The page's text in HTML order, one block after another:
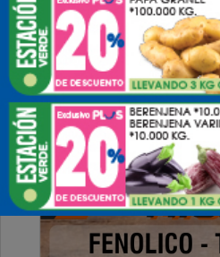
Martes, 07 de Octubre de 2025 .
Tragedia en la Ruta 30:
hijo de 4 años permanece
PUBLICIDAD